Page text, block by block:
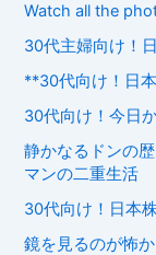
Watch all the
30代主婦向け！
**30代向け！日
30代向け！今日
静かなるドンの
マンの二重生活
30代向け！日本
鏡を見るのが怖